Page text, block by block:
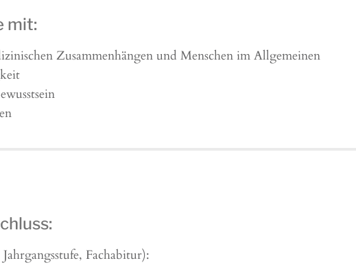
mit:
Zusammenhängen und Menschen im Allgemeinen
Fachabitur):